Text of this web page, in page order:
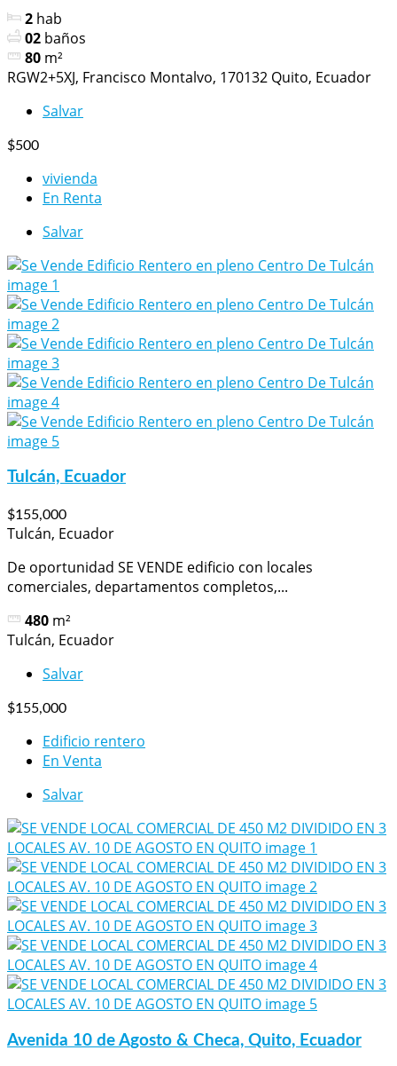
2 hab
02 baños
80 m²
RGW2+5XJ, Francisco Montalvo, 170132 Quito, Ecuador
Salvar
$500
vivienda
En Renta
Salvar
Tulcán, Ecuador
$155,000
Tulcán, Ecuador
De oportunidad SE VENDE edificio con locales
comerciales, departamentos completos,...
480 m²
Tulcán, Ecuador
Salvar
$155,000
Edificio rentero
En Venta
Salvar
Avenida 10 de Agosto & Checa, Quito, Ecuador